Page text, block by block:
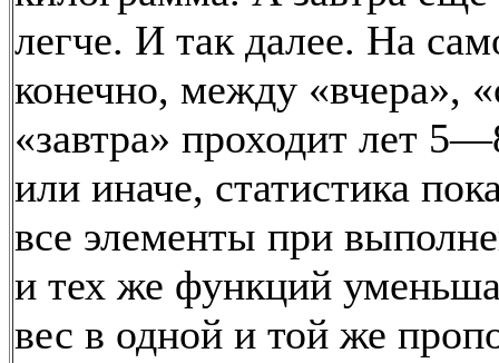
легче. И так далее. На
конечно, между «вчера»,
«завтра» проходит лет
или иначе, статистика
все элементы при
и тех же функций
вес в одной и той же